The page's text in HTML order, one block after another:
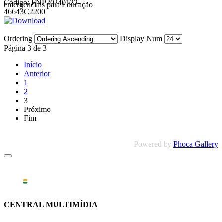
emergenciais para Educação
Código: FNP20240122-
46643C2200
Ordering
Display Num
Página 3 de 3
Início
Anterior
1
2
3
Próximo
Fim
Powered by Phoca Gallery
CENTRAL MULTIMÍDIA